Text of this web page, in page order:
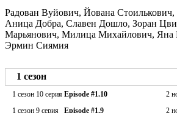
Радован Вуйович, Йована
Аница Добра, Славен Дошло, Зоран
Марьянович, Милица Михайлович, Яна
Эрмин Сиямия
1 сезон
1 сезон 10 серия Episode #1.10 2
1 сезон 9 серия
Episode #1.9 2